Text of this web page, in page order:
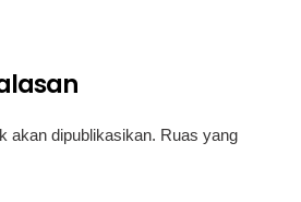
akan dipublikasikan. Ruas yang